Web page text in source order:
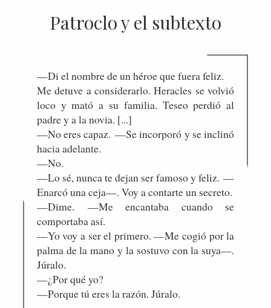
Patroclo y el subtexto
—Di el nombre de un héroe que fuera feliz.
Me detuve a considerarlo. Heracles se volvió
loco y mató a su familia. Teseo perdió al
padre y a la novia. [...]
—No eres capaz. —Se incorporó y se inclinó
hacia adelante.
—No.
—Lo sé, nunca te dejan ser famoso y feliz. —
Enarcó una ceja—. Voy a contarte un secreto.
—Dime. —Me encantaba cuando se
comportaba así.
—Yo voy a ser el primero. —Me cogió por la
palma de la mano y la sostuvo con la suya—.
Júralo.
—¿Por qué yo?
—Porque tú eres la razón. Júralo.